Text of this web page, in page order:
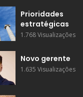
Prioridades
estratégicas
1.768 Visualizações
Novo gerente
1.635 Visualizações